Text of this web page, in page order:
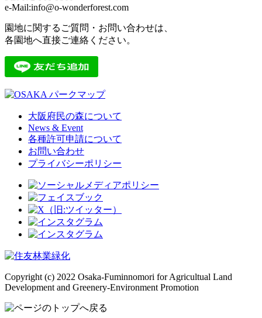
e-Mail:info@o-wonderforest.com
園地に関するご質問・お問い合わせは、
各園地へ直接ご連絡ください。
大阪府民の森について
News & Event
各種許可申請について
お問い合わせ
プライバシーポリシー
Copyright (c) 2022 Osaka-Fuminnomori for Agricultual Land
Development and Greenery-Environment Promotion